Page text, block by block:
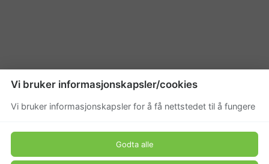
Vi bruker informasjonskapsler/cookies
Vi bruker informasjonskapsler for å få nettstedet til å fungere
Godta alle